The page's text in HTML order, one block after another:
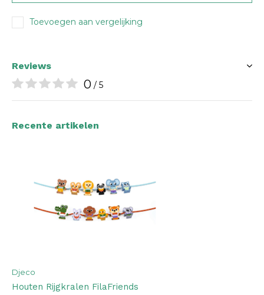
Toevoegen aan vergelijking
Reviews
0 / 5
Recente artikelen
Djeco
Houten Rijgkralen FilaFriends